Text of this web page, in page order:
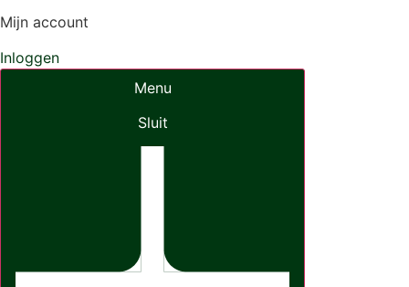
Mijn account
Inloggen
Menu
Sluit